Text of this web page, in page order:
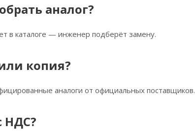
аналог?
в каталоге — инженер подберёт замену.
копия?
аналоги от официальных поставщиков.
НДС?